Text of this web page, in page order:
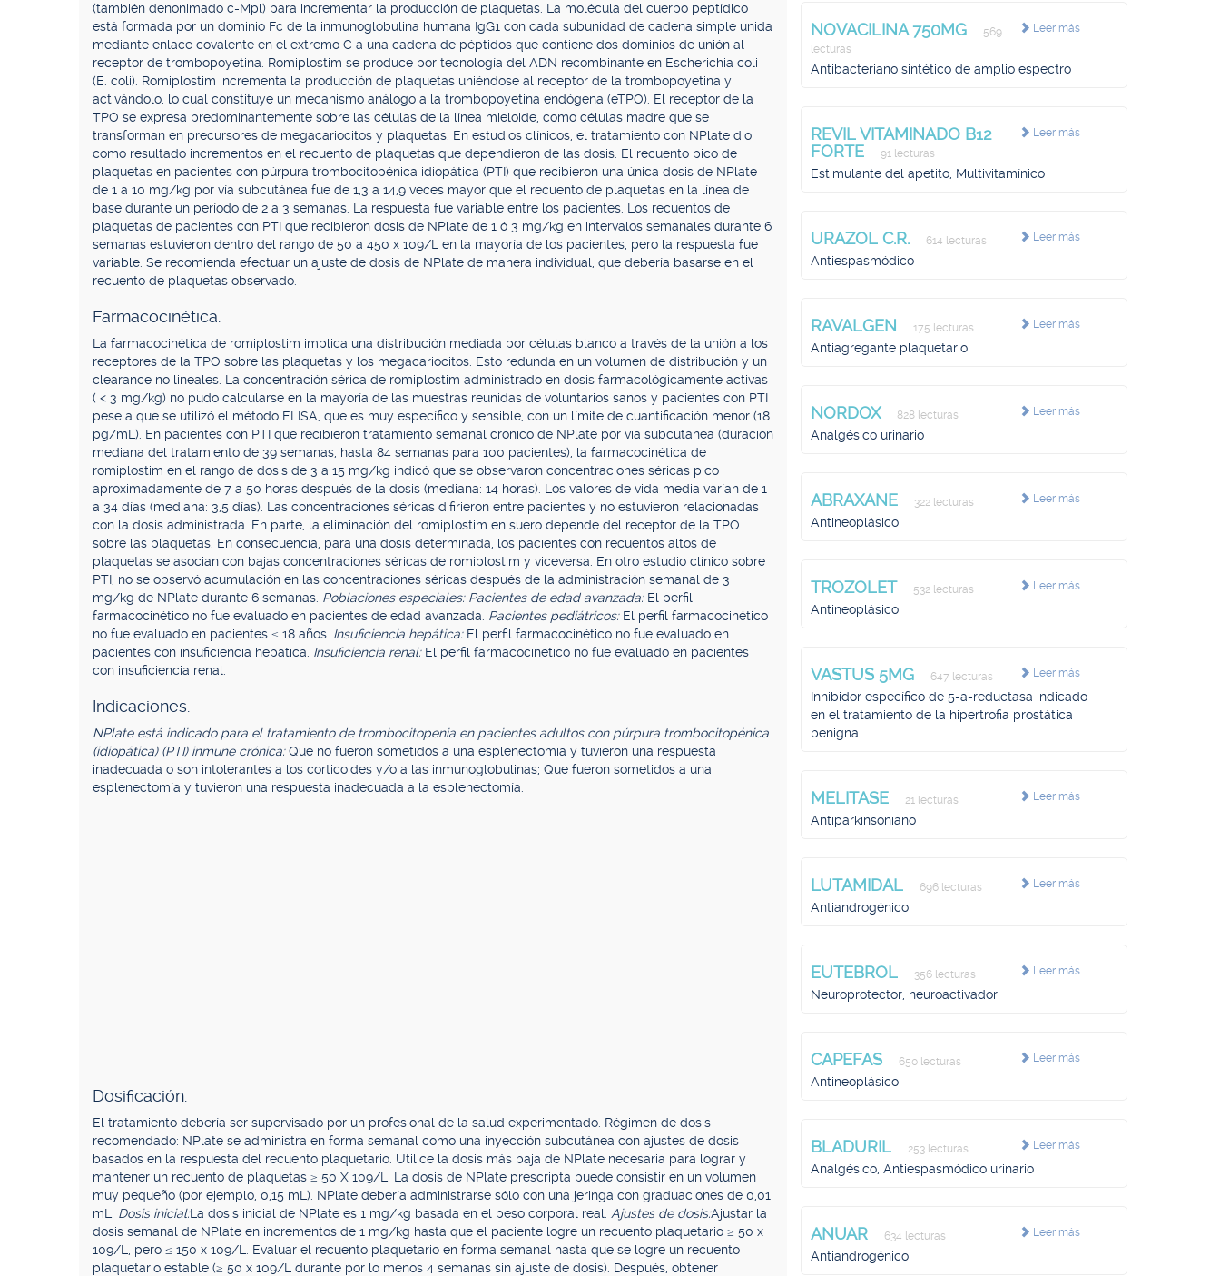
(también denonimado c-Mpl) para incrementar la producción de plaquetas. La molécula del cuerpo peptídico
está formada por un dominio Fc de la inmunoglobulina humana IgG1 con cada subunidad de cadena simple unida
mediante enlace covalente en el extremo C a una cadena de péptidos que contiene dos dominios de unión al
receptor de trombopoyetina. Romiplostim se produce por tecnología del ADN recombinante en Escherichia coli
(E. coli). Romiplostim incrementa la producción de plaquetas uniéndose al receptor de la trombopoyetina y
activándolo, lo cual constituye un mecanismo análogo a la trombopoyetina endógena (eTPO). El receptor de la
TPO se expresa predominantemente sobre las células de la línea mieloide, como células madre que se
transforman en precursores de megacariocitos y plaquetas. En estudios clínicos, el tratamiento con NPlate dio
como resultado incrementos en el recuento de plaquetas que dependieron de las dosis. El recuento pico de
plaquetas en pacientes con púrpura trombocitopénica idiopática (PTI) que recibieron una única dosis de NPlate
de 1 a 10 mg/kg por vía subcutánea fue de 1,3 a 14,9 veces mayor que el recuento de plaquetas en la línea de
base durante un período de 2 a 3 semanas. La respuesta fue variable entre los pacientes. Los recuentos de
plaquetas de pacientes con PTI que recibieron dosis de NPlate de 1 ó 3 mg/kg en intervalos semanales durante 6
semanas estuvieron dentro del rango de 50 a 450 x 109/L en la mayoría de los pacientes, pero la respuesta fue
variable. Se recomienda efectuar un ajuste de dosis de NPlate de manera individual, que debería basarse en el
recuento de plaquetas observado.
Farmacocinética.
La farmacocinética de romiplostim implica una distribución mediada por células blanco a través de la unión a los
receptores de la TPO sobre las plaquetas y los megacariocitos. Esto redunda en un volumen de distribución y un
clearance no lineales. La concentración sérica de romiplostim administrado en dosis farmacológicamente activas
( < 3 mg/kg) no pudo calcularse en la mayoría de las muestras reunidas de voluntarios sanos y pacientes con PTI
pese a que se utilizó el método ELISA, que es muy específico y sensible, con un límite de cuantificación menor (18
pg/mL). En pacientes con PTI que recibieron tratamiento semanal crónico de NPlate por vía subcutánea (duración
mediana del tratamiento de 39 semanas, hasta 84 semanas para 100 pacientes), la farmacocinética de
romiplostim en el rango de dosis de 3 a 15 mg/kg indicó que se observaron concentraciones séricas pico
aproximadamente de 7 a 50 horas después de la dosis (mediana: 14 horas). Los valores de vida media varían de 1
a 34 días (mediana: 3,5 días). Las concentraciones séricas difirieron entre pacientes y no estuvieron relacionadas
con la dosis administrada. En parte, la eliminación del romiplostim en suero depende del receptor de la TPO
sobre las plaquetas. En consecuencia, para una dosis determinada, los pacientes con recuentos altos de
plaquetas se asocian con bajas concentraciones séricas de romiplostim y viceversa. En otro estudio clínico sobre
PTI, no se observó acumulación en las concentraciones séricas después de la administración semanal de 3
mg/kg de NPlate durante 6 semanas. Poblaciones especiales: Pacientes de edad avanzada: El perfil
farmacocinético no fue evaluado en pacientes de edad avanzada. Pacientes pediátricos: El perfil farmacocinético
no fue evaluado en pacientes ≤ 18 años. Insuficiencia hepática: El perfil farmacocinético no fue evaluado en
pacientes con insuficiencia hepática. Insuficiencia renal: El perfil farmacocinético no fue evaluado en pacientes
con insuficiencia renal.
Indicaciones.
NPlate está indicado para el tratamiento de trombocitopenia en pacientes adultos con púrpura trombocitopénica
(idiopática) (PTI) inmune crónica:Que no fueron sometidos a una esplenectomía y tuvieron una respuesta
inadecuada o son intolerantes a los corticoides y/o a las inmunoglobulinas; Que fueron sometidos a una
esplenectomía y tuvieron una respuesta inadecuada a la esplenectomía.
Dosificación.
El tratamiento debería ser supervisado por un profesional de la salud experimentado. Régimen de dosis
recomendado: NPlate se administra en forma semanal como una inyección subcutánea con ajustes de dosis
basados en la respuesta del recuento plaquetario. Utilice la dosis más baja de NPlate necesaria para lograr y
mantener un recuento de plaquetas ≥ 50 X 109/L. La dosis de NPlate prescripta puede consistir en un volumen
muy pequeño (por ejemplo, 0,15 mL). NPlate debería administrarse sólo con una jeringa con graduaciones de 0,01
mL. Dosis inicial:La dosis inicial de NPlate es 1 mg/kg basada en el peso corporal real. Ajustes de dosis:Ajustar la
dosis semanal de NPlate en incrementos de 1 mg/kg hasta que el paciente logre un recuento plaquetario ≥ 50 x
109/L, pero ≤ 150 x 109/L. Evaluar el recuento plaquetario en forma semanal hasta que se logre un recuento
plaquetario estable (≥ 50 x 109/L durante por lo menos 4 semanas sin ajuste de dosis). Después, obtener
Leer más
NOVACILINA 750MG
569
lecturas
Antibacteriano sintético de amplio espectro
Leer más
REVIL VITAMINADO B12
FORTE
91 lecturas
Estimulante del apetito, Multivitamínico
Leer más
URAZOL C.R. 614 lecturas
Antiespasmódico
Leer más
RAVALGEN 175 lecturas
Antiagregante plaquetario
Leer más
NORDOX 828 lecturas
Analgésico urinario
Leer más
ABRAXANE 322 lecturas
Antineoplásico
Leer más
TROZOLET 532 lecturas
Antineoplásico
Leer más
VASTUS 5MG 647 lecturas
Inhibidor específico de 5-a-reductasa indicado
en el tratamiento de la hipertrofia prostática
benigna
Leer más
MELITASE 21 lecturas
Antiparkinsoniano
Leer más
LUTAMIDAL 696 lecturas
Antiandrogénico
Leer más
EUTEBROL 356 lecturas
Neuroprotector, neuroactivador
Leer más
CAPEFAS 650 lecturas
Antineoplásico
Leer más
BLADURIL 253 lecturas
Analgésico, Antiespasmódico urinario
Leer más
ANUAR 634 lecturas
Antiandrogénico